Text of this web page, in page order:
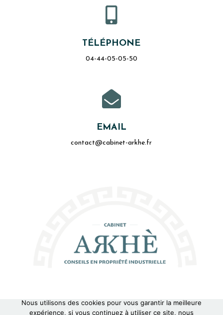

TÉLÉPHONE
04-44-05-05-50

EMAIL
contact@cabinet-arkhe.fr
Mentions Légales
Nous utilisons des cookies pour vous garantir la meilleure
expérience, si vous continuez à utiliser ce site, nous